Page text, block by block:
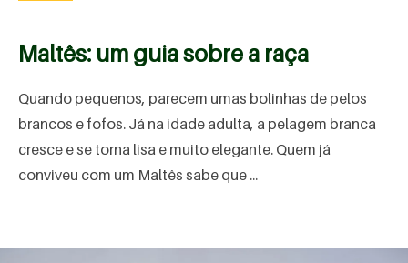
Maltês: um guia sobre a raça
Quando pequenos, parecem umas bolinhas de pelos
brancos e fofos. Já na idade adulta, a pelagem branca
cresce e se torna lisa e muito elegante. Quem já
conviveu com um Maltês sabe que ...